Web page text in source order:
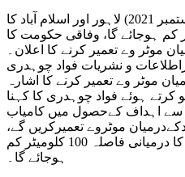
اسلام آباد (تازہ ترین، 25ستمبر 2021) لاہور اور اسلام آباد کا
100 کلومیٹر کم ہوجائے گا، وفاقی حکومت کا
موٹر وے تعمیر کرنے کا اعلان۔
و نشریات فواد چوہدری
موٹر وے تعمیر کرنے کا اشارہ
کرتے ہوئے فواد چوہدری کا کہنا
سے اہداف کےحصول میں کامیاب
موٹروے تعمیرکریں گے،
جس کے بعد لاہور اور اسلام آباد کا درمیانی فاصلہ 100 کلومیٹر کم
ہوجائے گا۔